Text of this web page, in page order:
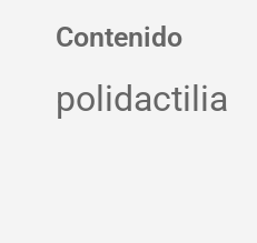
Contenido
polidactilia